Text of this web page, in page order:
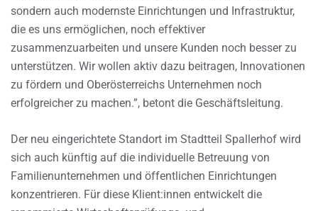
sondern auch modernste Einrichtungen und Infrastruktur,
die es uns ermöglichen, noch effektiver
zusammenzuarbeiten und unsere Kunden noch besser zu
unterstützen. Wir wollen aktiv dazu beitragen, Innovationen
zu fördern und Oberösterreichs Unternehmen noch
erfolgreicher zu machen.”, betont die Geschäftsleitung.
Der neu eingerichtete Standort im Stadtteil Spallerhof wird
sich auch künftig auf die individuelle Betreuung von
Familienunternehmen und öffentlichen Einrichtungen
konzentrieren. Für diese Klient:innen entwickelt die